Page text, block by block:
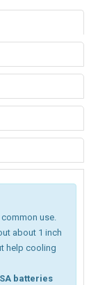
common use.
about 1 inch
help cooling
batteries